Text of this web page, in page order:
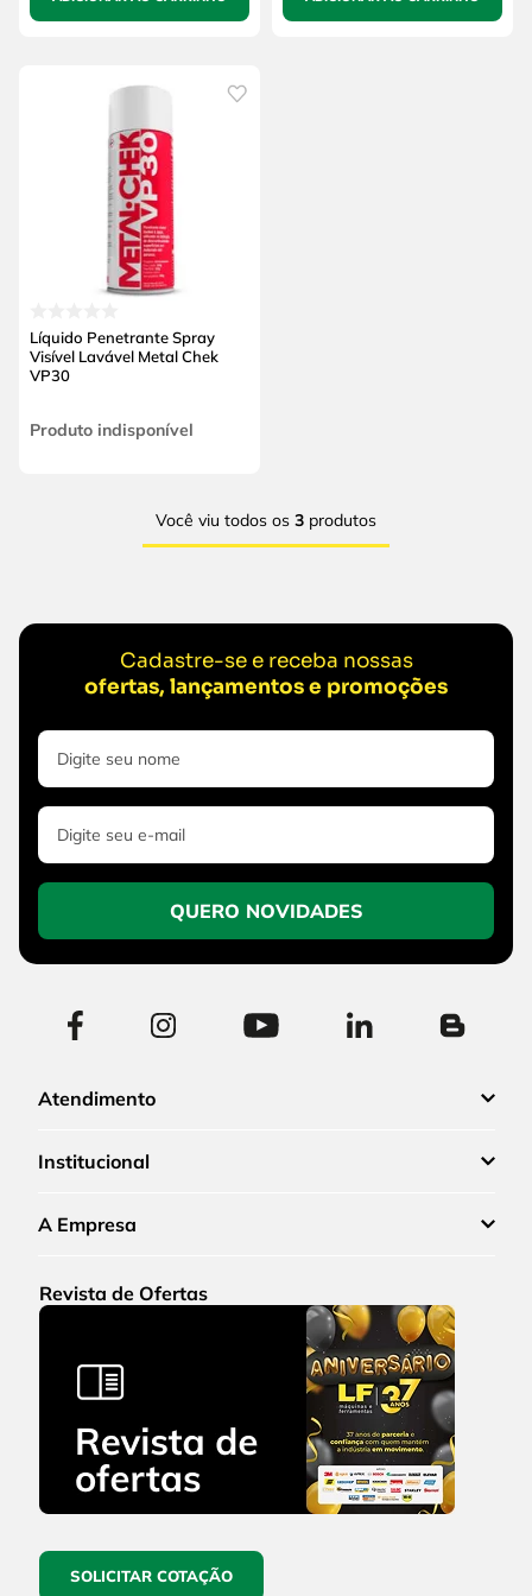
Líquido Penetrante Spray
Visível Lavável Metal Chek
VP30
Produto indisponível
Você viu todos os 3 produtos
Cadastre-se e receba nossas
ofertas, lançamentos e promoções
QUERO NOVIDADES
Atendimento
Institucional
A Empresa
Revista de Ofertas
SOLICITAR COTAÇÃO